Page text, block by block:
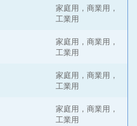
家庭用，商業用，
工業用
家庭用，商業用，
工業用
家庭用，商業用，
工業用
家庭用，商業用，
工業用